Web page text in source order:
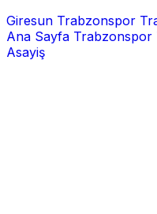
Giresun Trabzonspor
Ana Sayfa Trabzonspor
Asayiş